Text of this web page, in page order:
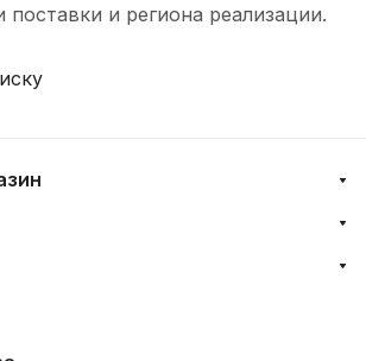
и региона реализации.